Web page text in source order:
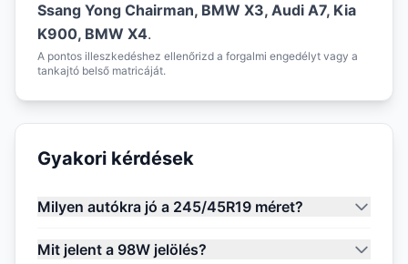
Ssang Yong Chairman, BMW X3, Audi A7, Kia
K900, BMW X4.
A pontos illeszkedéshez ellenőrizd a forgalmi engedélyt vagy a
tankajtó belső matricáját.
Gyakori kérdések
Milyen autókra jó a 245/45R19 méret?
Mit jelent a 98W jelölés?